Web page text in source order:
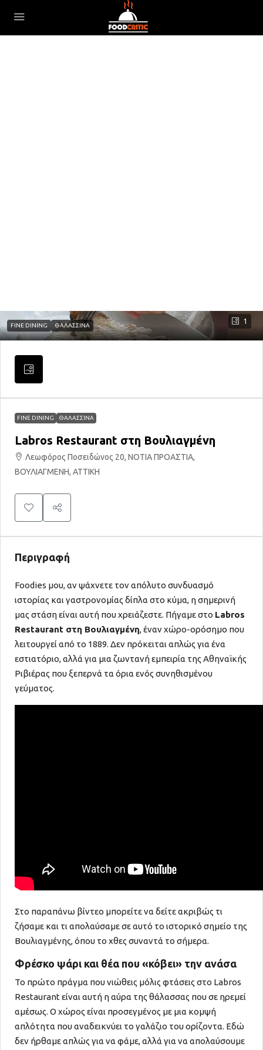
1
FINE DINING ΘΑΛΑΣΣΙΝΑ
FINE DINING ΘΑΛΑΣΣΙΝΑ
Labros Restaurant στη Βουλιαγμένη
Λεωφόρος Ποσειδώνος 20, ΝΟΤΙΑ ΠΡΟΑΣΤΙΑ,
ΒΟΥΛΙΑΓΜΕΝΗ, ΑΤΤΙΚΗ
Περιγραφή
Foodies μου, αν ψάχνετε τον απόλυτο συνδυασμό
ιστορίας και γαστρονομίας δίπλα στο κύμα, η σημερινή
μας στάση είναι αυτή που χρειάζεστε. Πήγαμε στο Labros
Restaurant στη Βουλιαγμένη, έναν χώρο-ορόσημο που
λειτουργεί από το 1889. Δεν πρόκειται απλώς για ένα
εστιατόριο, αλλά για μια ζωντανή εμπειρία της Αθηναϊκής
Ριβιέρας που ξεπερνά τα όρια ενός συνηθισμένου
γεύματος.
Στο παραπάνω βίντεο μπορείτε να δείτε ακριβώς τι
ζήσαμε και τι απολαύσαμε σε αυτό το ιστορικό σημείο της
Βουλιαγμένης, όπου το χθες συναντά το σήμερα.
Φρέσκο ψάρι και θέα που «κόβει» την ανάσα
Το πρώτο πράγμα που νιώθεις μόλις φτάσεις στο Labros
Restaurant είναι αυτή η αύρα της θάλασσας που σε ηρεμεί
αμέσως. Ο χώρος είναι προσεγμένος με μια κομψή
απλότητα που αναδεικνύει το γαλάζιο του ορίζοντα. Εδώ
δεν ήρθαμε απλώς για να φάμε, αλλά για να απολαύσουμε